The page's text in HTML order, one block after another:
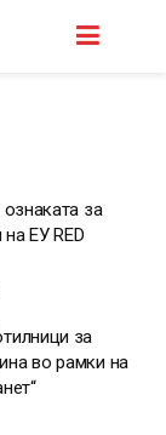
за
ЕУ RED
за
во рамки на